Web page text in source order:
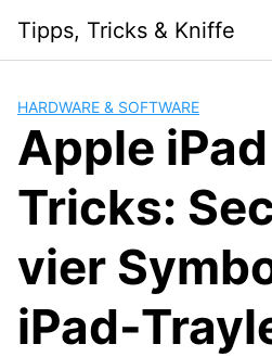
content
Tipps, Tricks & Kniffe
HARDWARE & SOFTWARE
Apple
Tricks:
vier
iPad-